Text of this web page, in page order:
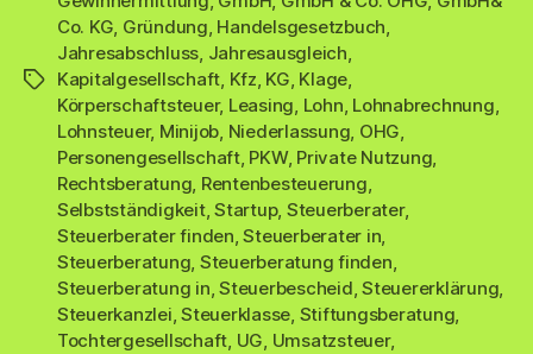
Schlagwörter
Co. KG, Gründung, Handelsgesetzbuch,
Jahresabschluss, Jahresausgleich,
Kapitalgesellschaft, Kfz, KG, Klage,
Körperschaftsteuer, Leasing, Lohn, Lohnabrechnung,
Lohnsteuer, Minijob, Niederlassung, OHG,
Personengesellschaft, PKW, Private Nutzung,
Rechtsberatung, Rentenbesteuerung,
Selbstständigkeit,Startup, Steuerberater,
Steuerberater finden,Steuerberater in,
Steuerberatung, Steuerberatung finden,
Steuerberatung in,Steuerbescheid,Steuererklärung,
Steuerkanzlei,Steuerklasse, Stiftungsberatung,
Tochtergesellschaft, UG, Umsatzsteuer,